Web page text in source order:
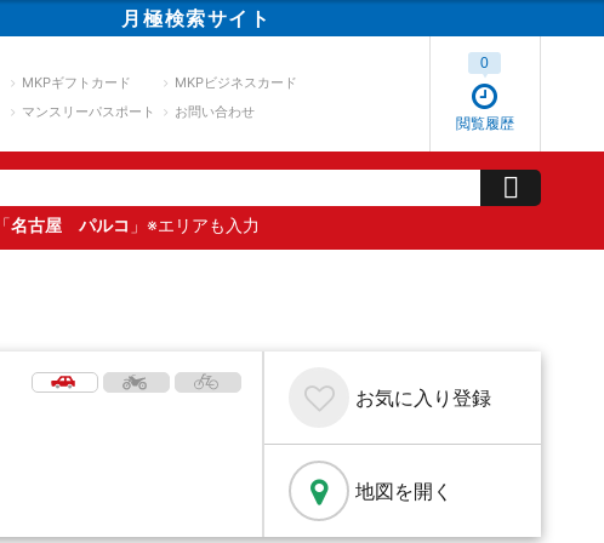
月極検索サイト
MKPギフトカード
MKPビジネスカード
マンスリーパスポート お問い合わせ
閲覧履歴
0
名古屋 パルコ 」※エリアも入力
お気に入り 登録
地図を開く